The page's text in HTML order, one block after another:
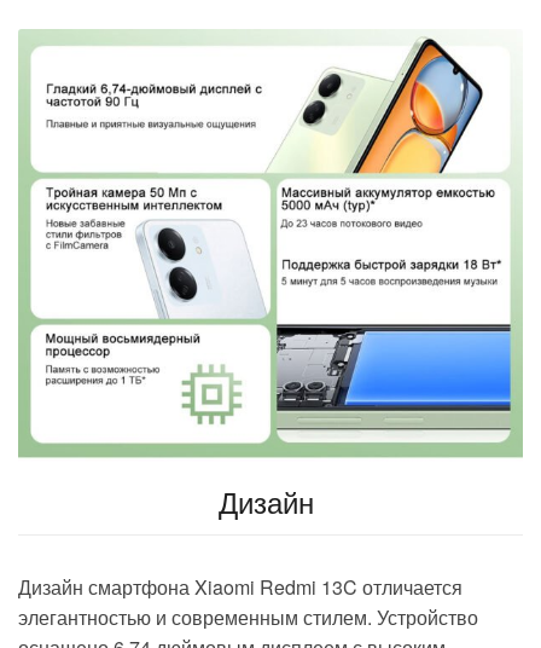
Дизайн
Дизайн смартфона Xiaomi Redmi 13C отличается
элегантностью и современным стилем. Устройство